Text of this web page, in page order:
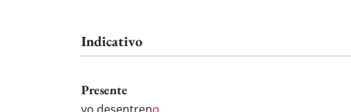
Indicativo
Presente